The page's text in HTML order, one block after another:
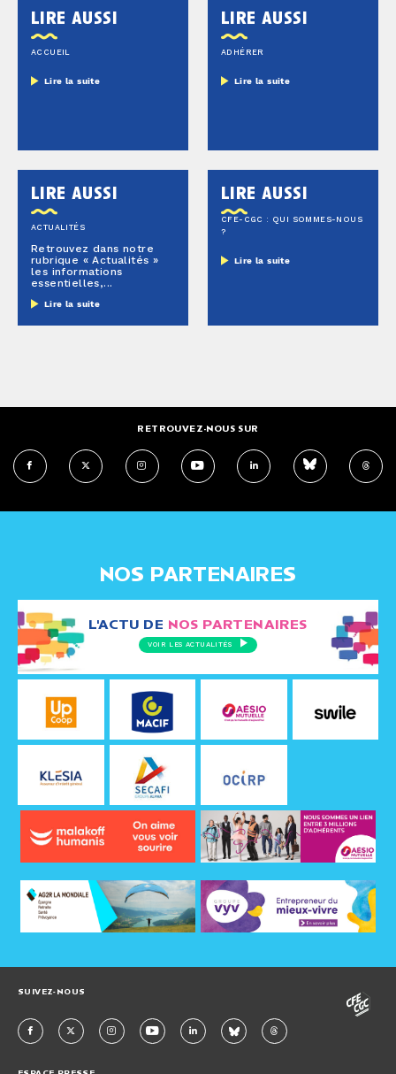
lire aussi
ACCUEIL
Lire la suite
lire aussi
ADHÉRER
Lire la suite
lire aussi
ACTUALITÉS
Retrouvez dans notre
rubrique « Actualités »
les informations
essentielles,...
Lire la suite
lire aussi
CFE-CGC : QUI SOMMES-NOUS
?
Lire la suite
RETROUVEZ-NOUS SUR
NOS PARTENAIRES
L'ACTU DE NOS PARTENAIRES
VOIR LES ACTUALITÉS
SUIVEZ-NOUS